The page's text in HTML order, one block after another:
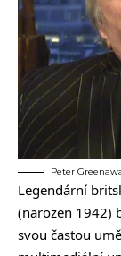
Peter
Legendární
(narozen 1942)
svou častou